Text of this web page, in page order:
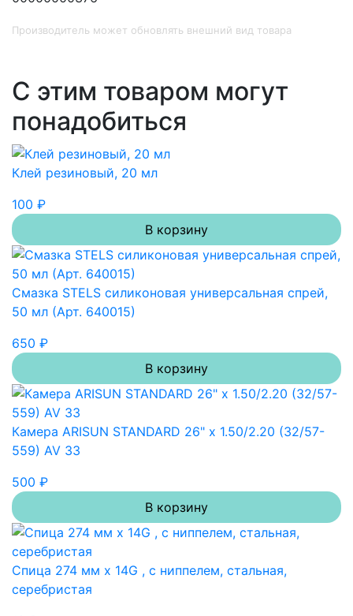
Производитель может обновлять внешний вид товара
С этим товаром могут
понадобиться
Клей резиновый, 20 мл
100 ₽
В корзину
Смазка STELS силиконовая универсальная спрей,
50 мл (Арт. 640015)
650 ₽
В корзину
Камера ARISUN STANDARD 26" x 1.50/2.20 (32/57-
559) AV 33
500 ₽
В корзину
Спица 274 мм x 14G , с ниппелем, стальная,
серебристая